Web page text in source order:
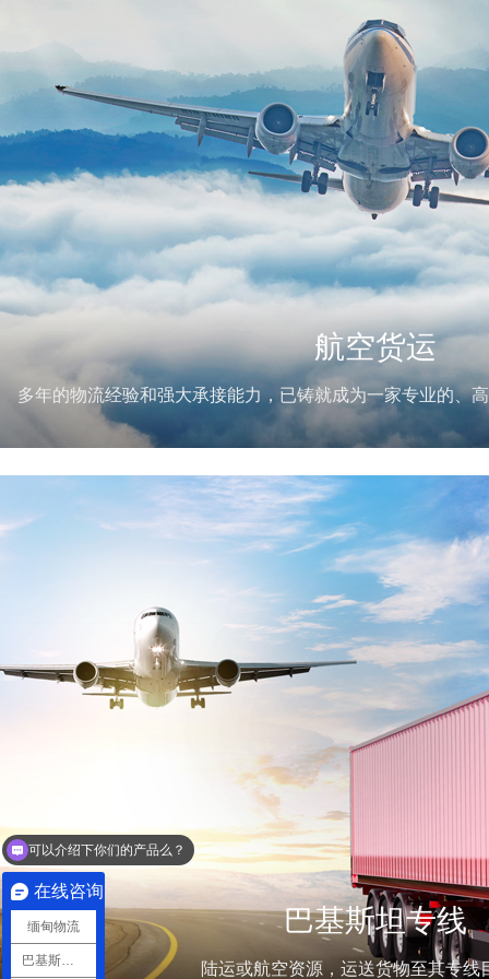
航空货运
多年的物流经验和强大承接能力，已铸就成为一家专业的、
巴基斯坦专线
陆运或航空资源，运送货物至其专线
在线咨询
缅甸物流
你们是怎么收费的呢？